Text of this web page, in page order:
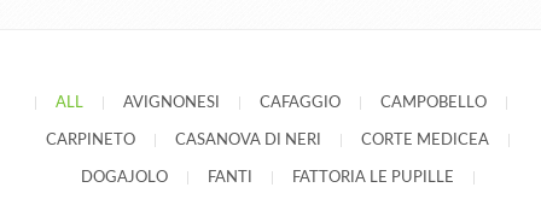
ALL AVIGNONESI CAFAGGIO CAMPOBELLO
CARPINETO CASANOVA DI NERI CORTE MEDICEA
DOGAJOLO FANTI FATTORIA LE PUPILLE